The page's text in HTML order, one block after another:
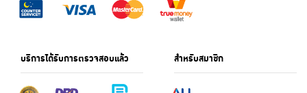
บริการได้รับการตรวจสอบแล้ว สำหรับสมาชิก